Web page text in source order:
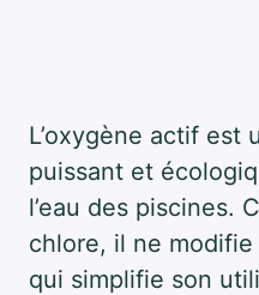
L’oxygène actif est
puissant et
l’eau des piscines.
chlore, il ne modifie
qui simplifie son